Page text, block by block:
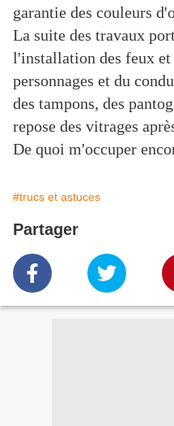
garantie des couleurs
La suite des travaux
l'installation des feux et
personnages et du
des tampons, des
repose des vitrages
De quoi m'occuper
#trucs et astuces
Partager